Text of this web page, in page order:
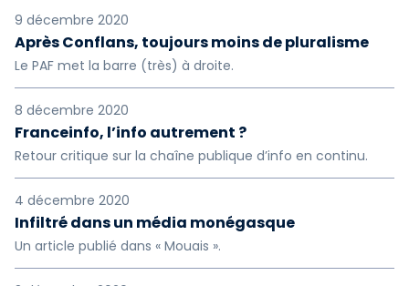
9 décembre 2020
Après Conflans, toujours moins de pluralisme
Le PAF met la barre (très) à droite.
8 décembre 2020
Franceinfo, l’info autrement ?
Retour critique sur la chaîne publique d’info en continu.
4 décembre 2020
Infiltré dans un média monégasque
Un article publié dans « Mouais ».